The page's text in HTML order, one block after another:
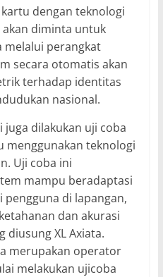
dengan teknologi
diminta untuk
melalui perangkat
secara otomatis akan
terhadap identitas
nasional.
juga dilakukan uji coba
menggunakan teknologi
Uji coba ini
mampu beradaptasi
di lapangan,
dan akurasi
diusung XL Axiata.
merupakan operator
melakukan ujicoba